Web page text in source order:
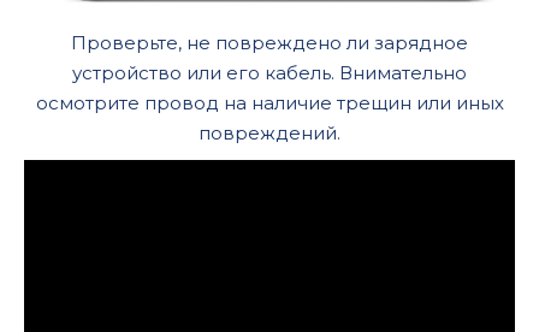
Проверьте, не повреждено ли зарядное
устройство или его кабель. Внимательно
осмотрите провод на наличие трещин или иных
повреждений.